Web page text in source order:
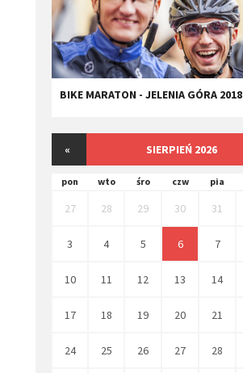
BIKE MARATON - JELENIA GÓRA 2018
« SIERPIEŃ 2026
pon wto śro czw pia
27 28 29 30 31
3 4 5 6 7
10 11 12 13 14
17 18 19 20 21
24 25 26 27 28